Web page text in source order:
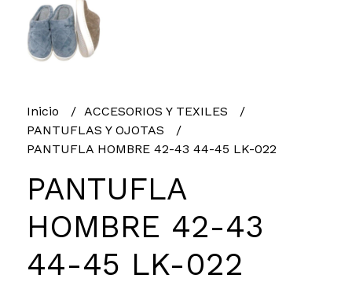
Inicio
ACCESORIOS Y TEXILES
PANTUFLAS Y OJOTAS
PANTUFLA HOMBRE 42-43 44-45 LK-022
PANTUFLA
HOMBRE 42-43
44-45 LK-022